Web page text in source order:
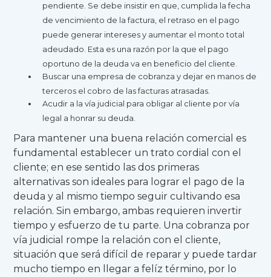
pendiente. Se debe insistir en que, cumplida la fecha
de vencimiento de la factura, el retraso en el pago
puede generar intereses y aumentar el monto total
adeudado. Esta es una razón por la que el pago
oportuno de la deuda va en beneficio del cliente.
Buscar una empresa de cobranza y dejar en manos de
terceros el cobro de las facturas atrasadas.
Acudir a la vía judicial para obligar al cliente por vía
legal a honrar su deuda.
Para mantener una buena relación comercial es
fundamental establecer un trato cordial con el
cliente; en ese sentido las dos primeras
alternativas son ideales para lograr el pago de la
deuda y al mismo tiempo seguir cultivando esa
relación. Sin embargo, ambas requieren invertir
tiempo y esfuerzo de tu parte. Una cobranza por
vía judicial rompe la relación con el cliente,
situación que será difícil de reparar y puede tardar
mucho tiempo en llegar a felíz término, por lo